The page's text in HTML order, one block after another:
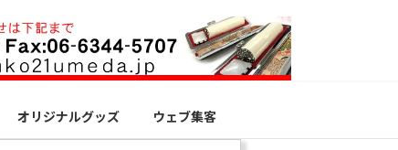
オリジナルグッズ ウェブ集客